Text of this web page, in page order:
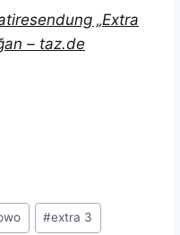
„Extra
– taz.de
#extra 3